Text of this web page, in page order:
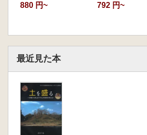
880 円~ 792 円~
最近見た本